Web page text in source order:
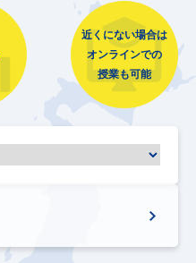
近くにない場合は
オンラインでの
授業も可能